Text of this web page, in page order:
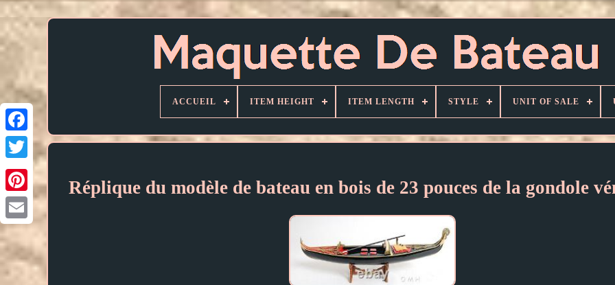
ACCUEIL ITEM HEIGHT ITEM LENGTH STYLE UNIT OF SALE
Réplique du modèle de bateau en bois de 23 pouces de la gondole